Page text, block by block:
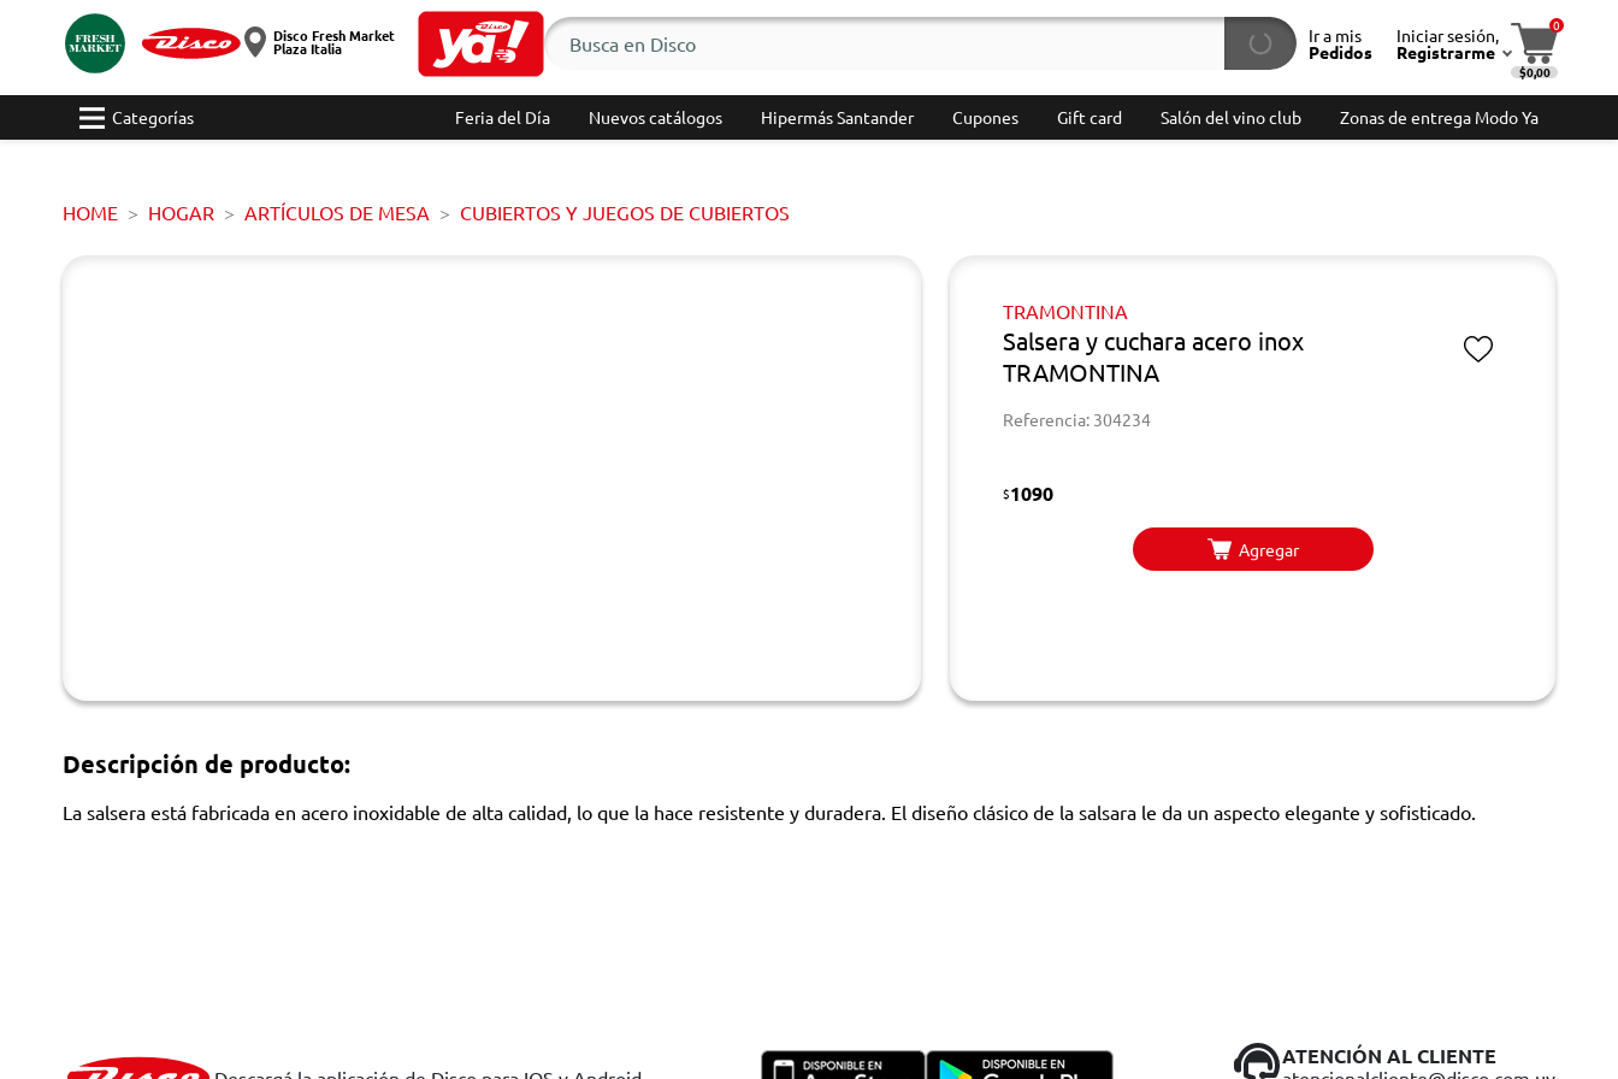
Disco Fresh Market
Plaza Italia
Ir a mis
Pedidos
Iniciar sesión,
Registrarme
0
$0,00
Categorías Feria del Día Nuevos catálogos Hipermás Santander Cupones Gift card Salón del vino club Zonas de entrega Modo Ya
HOME HOGAR ARTÍCULOS DE MESA CUBIERTOS Y JUEGOS DE CUBIERTOS
TRAMONTINA
Salsera y cuchara acero inox
TRAMONTINA
Referencia: 304234
$1090
Agregar
Descripción de producto:
La salsera está fabricada en acero inoxidable de alta calidad, lo que la hace resistente y duradera. El diseño clásico de la salsara le da un aspecto elegante y sofisticado.
ATENCIÓN AL CLIENTE